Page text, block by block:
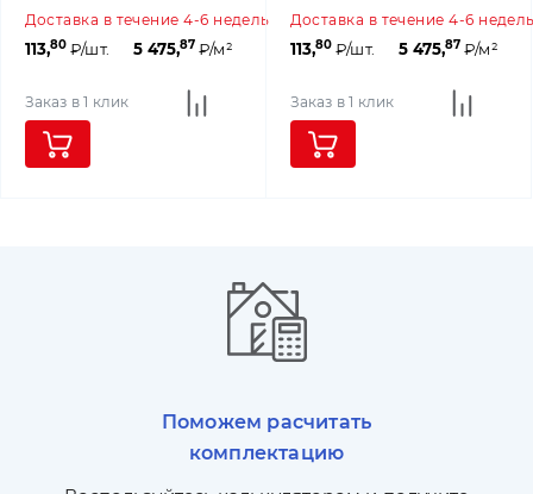
Winterhude, 240×71×10
мм, ABC Klinkergruppe
Доставка в течение 4-6 недель
113,80₽/шт. 5 475,87₽/м²
Заказ в 1 клик
240×71×10 мм, ABC
Klinkergruppe
Доставка в течение 4-6
113,80₽/шт. 5 475,87₽/м²
Заказ в 1 клик
Поможем расчитать
комплектацию